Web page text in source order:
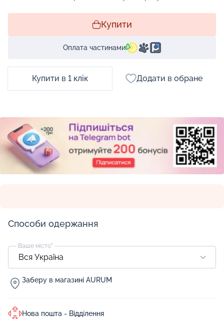
Купити
Оплата частинами
Купити в 1 клік Додати в обране
Способи одержання
Ваше місто*
Заберу в магазині AURUM
Нова пошта - Відділення